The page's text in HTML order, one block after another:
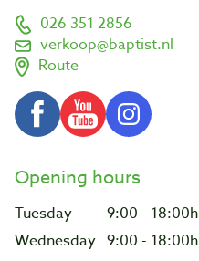
026 351 2856
verkoop@baptist.nl
Route
Opening hours
Tuesday
9:00 - 18:00h
Wednesday 9:00 - 18:00h